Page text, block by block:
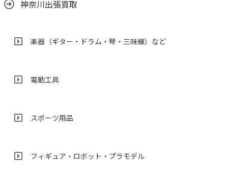
神奈川出張買取
楽器（ギター・ドラム・琴・三味線）など
電動工具
スポーツ用品
フィギュア・ロボット・プラモデル